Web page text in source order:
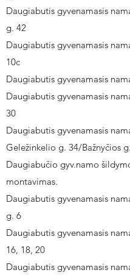
Daugiabutis gyvenamasis
g. 42
Daugiabutis gyvenamasis
10c
Daugiabutis gyvenamasis
Daugiabutis gyvenamasis
30
Daugiabutis gyvenamasis
Geležinkelio g. 34/Bažnyčios
Daugiabučio gyv.namo
montavimas.
Daugiabutis gyvenamasis
g. 6
Daugiabutis gyvenamasis
16, 18, 20
Daugiabutis gyvenamasis